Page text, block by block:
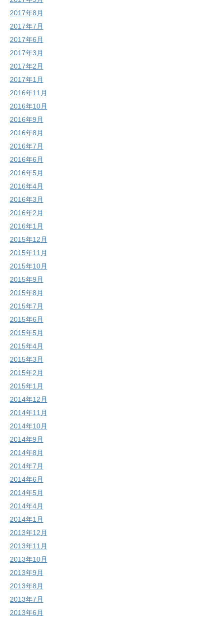
2017年8月
2017年7月
2017年6月
2017年3月
2017年2月
2017年1月
2016年11月
2016年10月
2016年9月
2016年8月
2016年7月
2016年6月
2016年5月
2016年4月
2016年3月
2016年2月
2016年1月
2015年12月
2015年11月
2015年10月
2015年9月
2015年8月
2015年7月
2015年6月
2015年5月
2015年4月
2015年3月
2015年2月
2015年1月
2014年12月
2014年11月
2014年10月
2014年9月
2014年8月
2014年7月
2014年6月
2014年5月
2014年4月
2014年1月
2013年12月
2013年11月
2013年10月
2013年9月
2013年8月
2013年7月
2013年6月